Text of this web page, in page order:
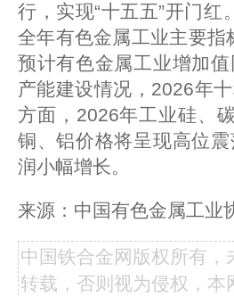
行，实现“十五五”开门红
全年有色金属工业主要
预计有色金属工业增加
产能建设情况，2026年
方面，2026年工业硅、
铜、铝价格将呈现高位
润小幅增长。
来源：中国有色金属工业
中国铁合金网版权所有
转载，否则视为侵权，